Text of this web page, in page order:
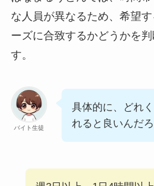
な人員が異なるため、希望
ーズに合致するかどうかを
す。
バイト生徒
具体的に、どれ
れると良いんだ